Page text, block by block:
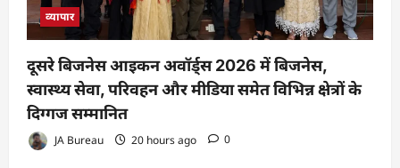
व्यापार
दूसरे बिजनेस आइकन अवॉर्ड्स 2026 में बिजनेस,
स्वास्थ्य सेवा, परिवहन और मीडिया समेत विभिन्न क्षेत्रों के
दिग्गज सम्मानित
JA Bureau 20 hours ago 0